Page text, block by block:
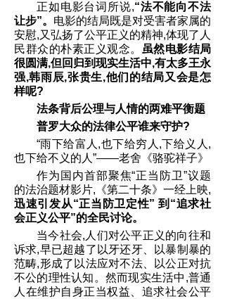
正如电影台词所说,“法不能向不法
让步”。 电影的结局既是对受害者家属的
安慰,又弘扬了公平正义的精神,体现了人
民群众的朴素正义观念。
虽然电影结局
很圆满,但 回归到现实生活中,有太多王永
强,韩雨辰,张贵生,他们的结局又会是怎
样呢?
法条背后公理与人情的两难平衡题
普罗大众的法律公平谁来守护?
“雨下给富人,也下给穷人,下给义人,
也下给不义的人”——老舍《骆驼祥子》
作为国内首部聚焦“正当防卫”议题
的法治题材影片,《第二十条》一经上映,
迅速引发从“正当防卫定性” 到“追求社
会正义公平”的全民讨论。
当今社会,人们对公平正义的向往和
诉求,早已超越了以牙还牙、以暴制暴的
范畴,形成了以法应对不法、以公正对抗
不公的理性认知。然而现实生活中,普通
人在维护自身正当权益、追求社会公平